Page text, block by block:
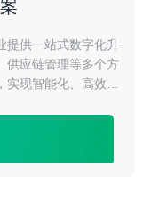
提供一站式数字化升
供应链管理等多个方
实现智能化、高效化